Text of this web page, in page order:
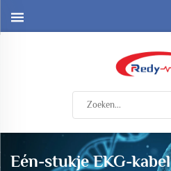
Eén-stukje EKG-kabel